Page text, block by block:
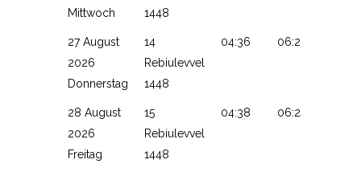
Mittwoch
1448
27 August
2026
Donnerstag
14
Rebiulevvel
1448
04:36 06:22
28 August
2026
Freitag
15
Rebiulevvel
1448
04:38 06:24